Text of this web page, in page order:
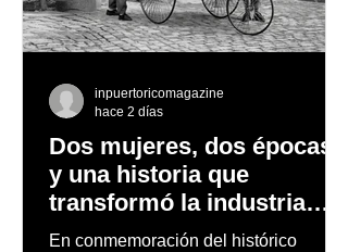
Dos mujeres, dos épocas
y una historia que
transformó la industria
automotriz
En conmemoración del histórico
inpuertoricomagazine
hace 2 días